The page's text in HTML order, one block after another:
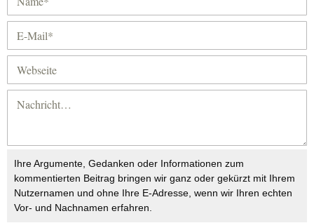
Ihre Argumente, Gedanken oder Informationen zum
kommentierten Beitrag bringen wir ganz oder gekürzt mit Ihrem
Nutzernamen und ohne Ihre E-Adresse, wenn wir Ihren echten
Vor- und Nachnamen erfahren.